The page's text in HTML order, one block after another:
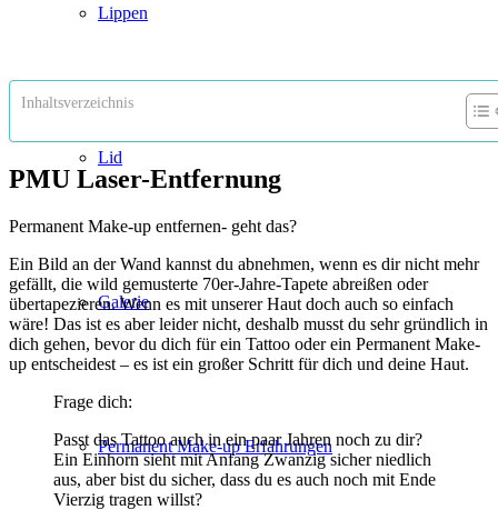
Lippen
Lid
Galerie
Permanent Make-up Erfahrungen
Inhaltsverzeichnis
PMU Laser-Entfernung
Permanent Make-up entfernen- geht das?
Ein Bild an der Wand kannst du abnehmen, wenn es dir nicht mehr
gefällt, die wild gemusterte 70er-Jahre-Tapete abreißen oder
übertapezieren. Wenn es mit unserer Haut doch auch so einfach
wäre! Das ist es aber leider nicht, deshalb musst du sehr gründlich in
dich gehen, bevor du dich für ein Tattoo oder ein Permanent Make-
up entscheidest – es ist ein großer Schritt für dich und deine Haut.
Frage dich:
Passt das Tattoo auch in ein paar Jahren noch zu dir?
Ein Einhorn sieht mit Anfang Zwanzig sicher niedlich
aus, aber bist du sicher, dass du es auch noch mit Ende
Vierzig tragen willst?